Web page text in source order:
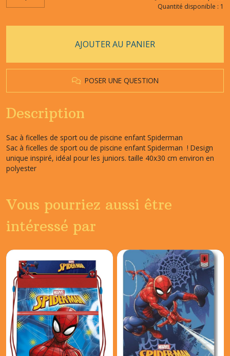
Quantité disponible : 1
AJOUTER AU PANIER
POSER UNE QUESTION
Description
Sac à ficelles de sport ou de piscine enfant Spiderman
Sac à ficelles de sport ou de piscine enfant Spiderman ! Design
unique inspiré, idéal pour les juniors. taille 40x30 cm environ en
polyester
Vous pourriez aussi être
intéressé par